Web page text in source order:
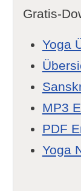
Gratis-
Yoga
MP3
PDF
Yoga